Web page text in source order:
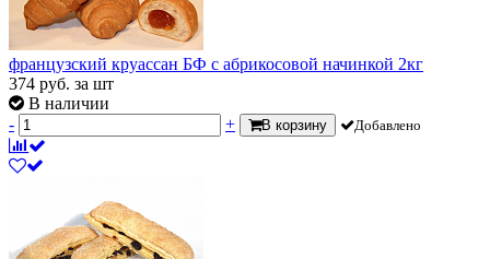
французский круассан БФ с абрикосовой начинкой 2кг
374 руб. за шт
В наличии
-
+ В корзину Добавлено